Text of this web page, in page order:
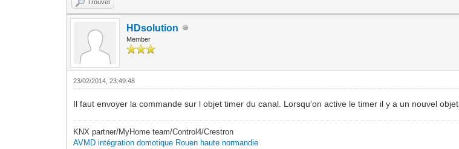
Trouver
HDsolution
Member
23/02/2014, 23:49:48
Il faut envoyer la commande sur l objet timer du canal. Lorsqu'on active le timer il y a un nouvel objet.
KNX partner/MyHome team/Control4/Crestron
AVMD intégration domotique Rouen haute normandie